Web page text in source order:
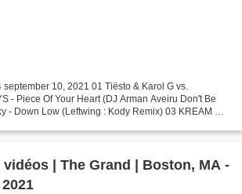
10, 2021 01 Tiësto & Karol G vs.
- Piece Of Your Heart (DJ Arman Aveiru Don't Be
- Down Low (Leftwing : Kody Remix) 03 KREAM &
| The Grand | Boston, MA -